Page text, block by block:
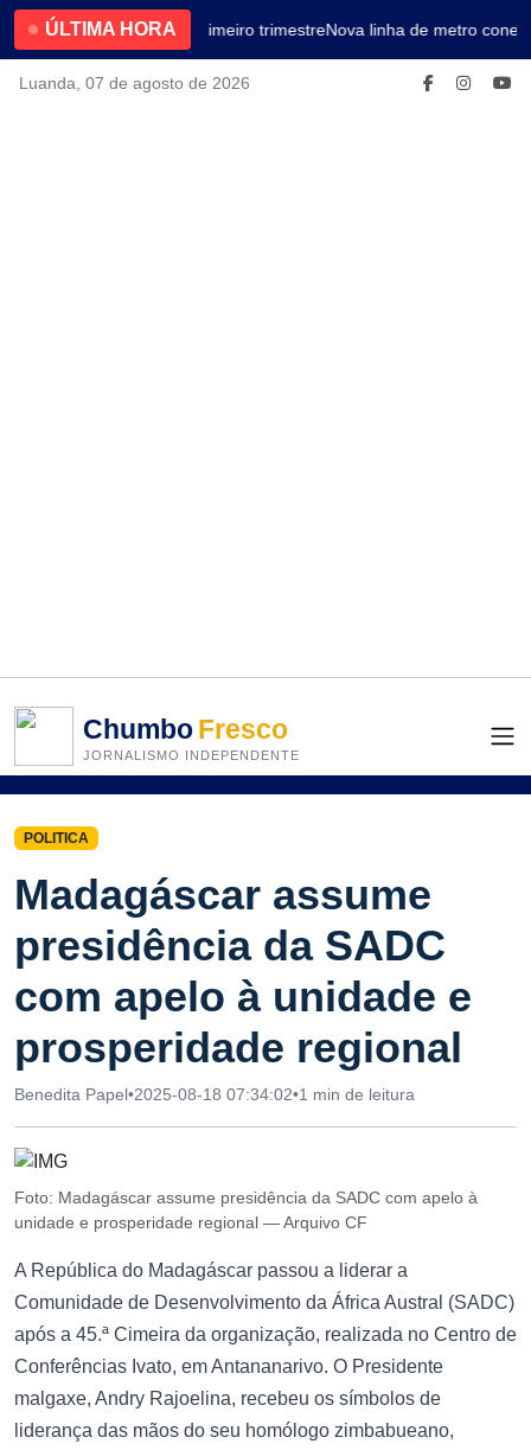
ÚLTIMA HORA4.2% no primeiro trimestreNova linha de metro
Luanda, 07 de agosto de 2026
ChumboFresco
JORNALISMO INDEPENDENTE
POLITICA
Madagáscar assume
presidência da SADC
com apelo à unidade e
prosperidade regional
Benedita Papel•2025-08-18 07:34:02•1 min de leitura
Foto: Madagáscar assume presidência da SADC com apelo à
unidade e prosperidade regional — Arquivo CF
A República do Madagáscar passou a liderar a
Comunidade de Desenvolvimento da África Austral (SADC)
após a 45.ª Cimeira da organização, realizada no Centro de
Conferências Ivato, em Antananarivo. O Presidente
malgaxe, Andry Rajoelina, recebeu os símbolos de
liderança das mãos do seu homólogo zimbabueano,